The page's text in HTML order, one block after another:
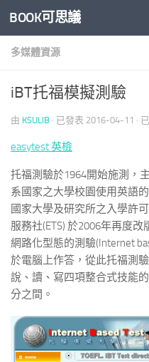
Skip to content
BOOK可思議
多媒體資源
iBT托福模擬測驗
由 KSULIB · 已發表 2016-04-11 ·
easytest 英檢
托福測驗於1964開始施測，
系國家之大學校園使用英語
國家大學及研究所之入學許
服務社(ETS) 於2006年再度
網路化型態的測驗(Internet
於電腦上作答，從此托福測
說、讀、寫四項整合式技能
分之間。